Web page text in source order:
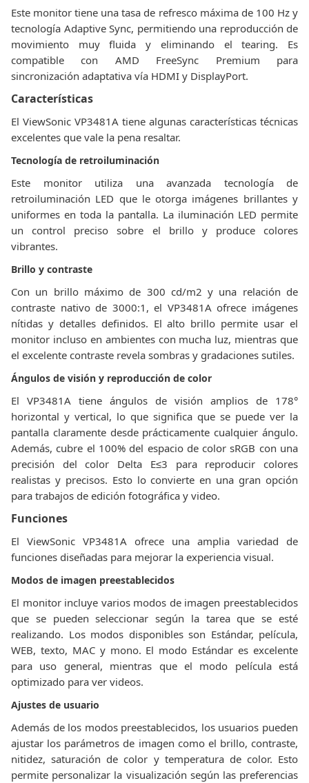
Este monitor tiene una tasa de refresco máxima de 100 Hz y
tecnología Adaptive Sync, permitiendo una reproducción de
movimiento muy fluida y eliminando el tearing. Es
compatible con AMD FreeSync Premium para
sincronización adaptativa vía HDMI y DisplayPort.
Características
El ViewSonic VP3481A tiene algunas características técnicas
excelentes que vale la pena resaltar.
Tecnología de retroiluminación
Este monitor utiliza una avanzada tecnología de
retroiluminación LED que le otorga imágenes brillantes y
uniformes en toda la pantalla. La iluminación LED permite
un control preciso sobre el brillo y produce colores
vibrantes.
Brillo y contraste
Con un brillo máximo de 300 cd/m2 y una relación de
contraste nativo de 3000:1, el VP3481A ofrece imágenes
nítidas y detalles definidos. El alto brillo permite usar el
monitor incluso en ambientes con mucha luz, mientras que
el excelente contraste revela sombras y gradaciones sutiles.
Ángulos de visión y reproducción de color
El VP3481A tiene ángulos de visión amplios de 178°
horizontal y vertical, lo que significa que se puede ver la
pantalla claramente desde prácticamente cualquier ángulo.
Además, cubre el 100% del espacio de color sRGB con una
precisión del color Delta E≤3 para reproducir colores
realistas y precisos. Esto lo convierte en una gran opción
para trabajos de edición fotográfica y video.
Funciones
El ViewSonic VP3481A ofrece una amplia variedad de
funciones diseñadas para mejorar la experiencia visual.
Modos de imagen preestablecidos
El monitor incluye varios modos de imagen preestablecidos
que se pueden seleccionar según la tarea que se esté
realizando. Los modos disponibles son Estándar, película,
WEB, texto, MAC y mono. El modo Estándar es excelente
para uso general, mientras que el modo película está
optimizado para ver videos.
Ajustes de usuario
Además de los modos preestablecidos, los usuarios pueden
ajustar los parámetros de imagen como el brillo, contraste,
nitidez, saturación de color y temperatura de color. Esto
permite personalizar la visualización según las preferencias